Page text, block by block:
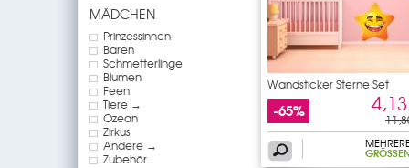
MÄDCHEN
Prinzessinnen
Bären
Schmetterlinge
Blumen
Feen
Tiere →
Ozean
Zirkus
Andere →
Zubehör
Wandsticker Sterne Set
-65%
GRÖSSEN